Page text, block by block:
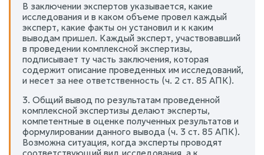
В заключении экспертов указывается, какие
исследования и в каком объеме провел каждый
эксперт, какие факты он установил и к каким
выводам пришел. Каждый эксперт, участвовавший
в проведении комплексной экспертизы,
подписывает ту часть заключения, которая
содержит описание проведенных им исследований,
и несет за нее ответственность (ч. 2 ст. 85 АПК).
3. Общий вывод по результатам проведенной
комплексной экспертизы делают эксперты,
компетентные в оценке полученных результатов и
формулировании данного вывода (ч. 3 ст. 85 АПК).
Возможна ситуация, когда эксперты проводят